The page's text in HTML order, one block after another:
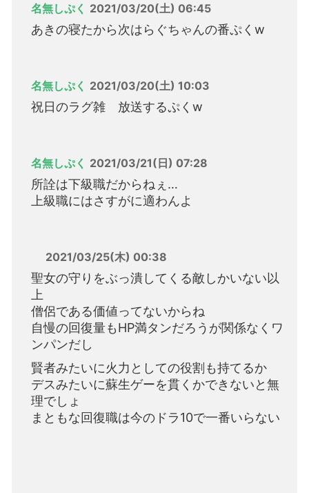
名無しぷく 2021/03/20(土) 06:45
あきの寝たから次はらぐちゃんの番ぷくw
名無しぷく 2021/03/20(土) 10:03
祝日のラグ雑 放送するぷくw
名無しぷく 2021/03/21(日) 07:28
所詮は下級職だからねぇ…
上級職にはさすがに適わんよ
2021/03/25(木) 00:38
聖女の守りをぶっ潰してくる敵しかいない以
上
僧侶である価値ってないからね
自慢の回復量もHP満タンだろうが関係なくワ
ンパンだし
賢者みたいに火力としての役割も持てるか
デスみたいに蘇生ゲーを貫くかできないと無
理でしょ
まともな回復職は今のドラ10で一番いらない